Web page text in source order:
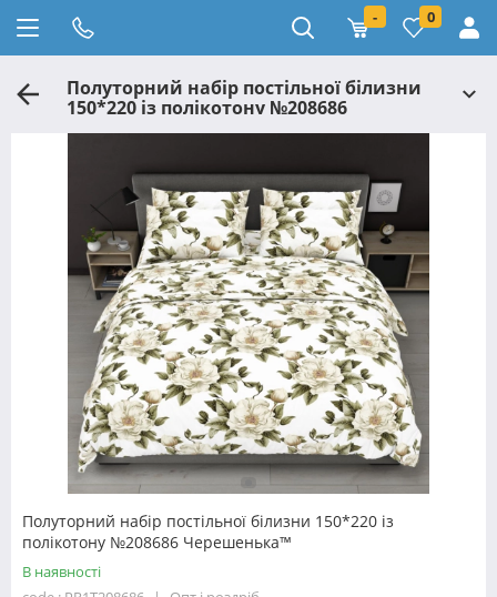
- 0
Полуторний набір постільної білизни
150*220 із полікотону №208686
Черешенька™
Полуторний набір постільної білизни 150*220 із
полікотону №208686 Черешенька™
В наявності